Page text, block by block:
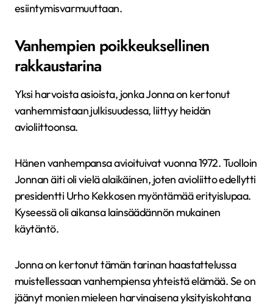
esiintymisvarmuuttaan.
Vanhempien poikkeuksellinen
rakkaustarina
Yksi harvoista asioista, jonka Jonna on kertonut
vanhemmistaan julkisuudessa, liittyy heidän
avioliittoonsa.
Hänen vanhempansa avioituivat vuonna 1972. Tuolloin
Jonnan äiti oli vielä alaikäinen, joten avioliitto edellytti
presidentti Urho Kekkosen myöntämää erityislupaa.
Kyseessä oli aikansa lainsäädännön mukainen
käytäntö.
Jonna on kertonut tämän tarinan haastattelussa
muistellessaan vanhempiensa yhteistä elämää. Se on
jäänyt monien mieleen harvinaisena yksityiskohtana